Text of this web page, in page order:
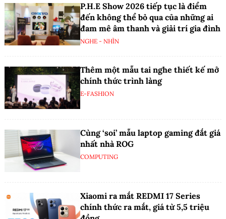
P.H.E Show 2026 tiếp tục là điểm
đến không thể bỏ qua của những ai
đam mê âm thanh và giải trí gia đình
NGHE - NHÌN
Thêm một mẫu tai nghe thiết kế mở
chính thức trình làng
E-FASHION
Cùng ‘soi’ mẫu laptop gaming đắt giá
nhất nhà ROG
COMPUTING
Xiaomi ra mắt REDMI 17 Series
chính thức ra mắt, giá từ 5,5 triệu